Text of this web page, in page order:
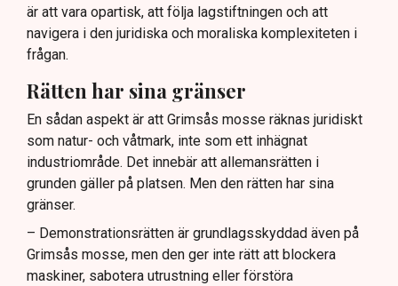
är att vara opartisk, att följa lagstiftningen och att
navigera i den juridiska och moraliska komplexiteten i
frågan.
Rätten har sina gränser
En sådan aspekt är att Grimsås mosse räknas juridiskt
som natur- och våtmark, inte som ett inhägnat
industriområde. Det innebär att allemansrätten i
grunden gäller på platsen. Men den rätten har sina
gränser.
– Demonstrationsrätten är grundlagsskyddad även på
Grimsås mosse, men den ger inte rätt att blockera
maskiner, sabotera utrustning eller förstöra